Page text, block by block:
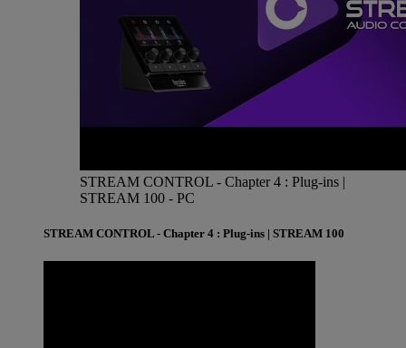
STREAM CONTROL - Chapter 4 : Plug-ins |
STREAM 100 - PC
STREAM CONTROL - Chapter 4 : Plug-ins | STREAM 100